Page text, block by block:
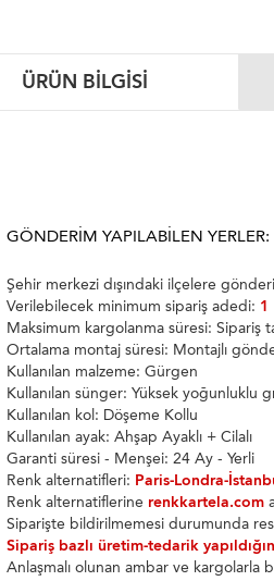
ÜRÜN BILGISI
GÖNDERIM YAPILABILEN YERLER:
Şehir merkezi dışındaki ilçelere
Verilebilecek minimum sipariş adedi: 1
Maksimum kargolanma süresi: Sipariş
Ortalama montaj süresi: Montajlı
Kullanılan malzeme: Gürgen
Kullanılan sünger: Yüksek yoğunluklu
Kullanılan kol: Döşeme Kollu
Kullanılan ayak: Ahşap Ayaklı + Cilalı
Garanti süresi - Menşei: 24 Ay - Yerli
Renk alternatifleri: Paris-Londra-
Renk alternatiflerine renkkartela.com
Siparişte bildirilmemesi durumunda
Sipariş bazlı üretim-tedarik
Anlaşmalı olunan ambar ve kargolarla